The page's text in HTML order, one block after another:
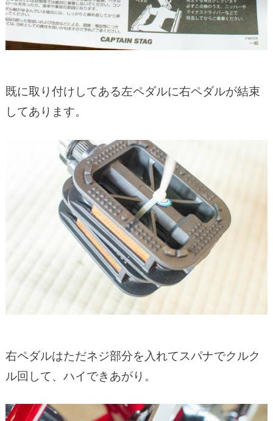
既に取り付けしてある左ペダルに右ペダルが結束
してあります。
右ペダルはただネジ部分を入れてスパナでクルク
ル回して、ハイできあがり。